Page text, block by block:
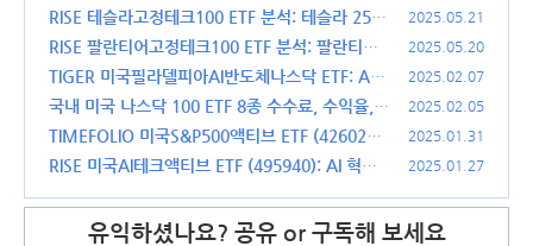
E 글로벌원자력 ETF 분석 (442320)
(2)
RISE 테슬라고정테크100 ETF 분석: 테슬라 25%
고정 투자, 미국 기술주의 미래를 담다 (0047P0)
(4)
2025.05.21
RISE 팔란티어고정테크100 ETF 분석: 팔란티어
에 25% 고정 투자하는 신개념 ETF (0047R0)
(4)
2025.05.20
TIGER 미국필라델피아AI반도체나스닥 ETF: AS
OX 추종 AI반도체 ETF (497570)
(0)
2025.02.07
국내 미국 나스닥 100 ETF 8종 수수료, 수익율,
분배금 등 비교 분석
(0)
2025.02.05
TIMEFOLIO 미국S&P500액티브 ETF (426020):
액티브 ETF와 패시브 ETF의 차이와 투자 가치
2025.01.31
RISE 미국AI테크액티브 ETF (495940): AI 혁명
2025.01.27
유익하셨나요? 공유 or 구독해 보세요